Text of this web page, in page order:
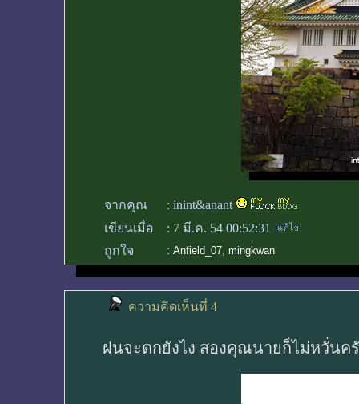
จากคุณ : inint&anant
เขียนเมื่อ
: 7 มี.ค. 54 00:52:31
ถูกใจ
: Anfield_07, mingkwan
ความคิดเห็นที่ 4
ฝนจะตกยังไง สองคุณนายก็ไม่หวั่นค